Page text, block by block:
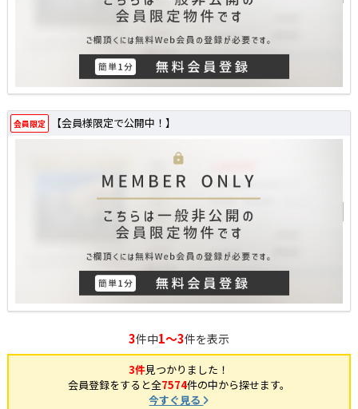
会員限定 【会員様限定で公開中！】
3件中1～3件を表示
3件見つかりました！
会員登録をすると全7574件の中から探せます。
今すぐ見る